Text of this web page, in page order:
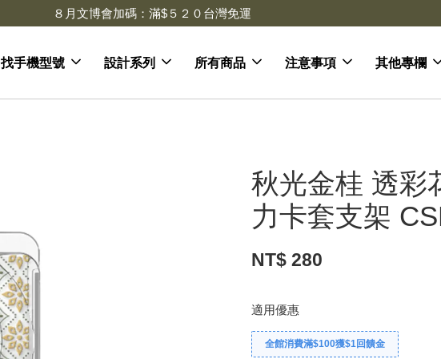
８月文博會加碼：滿$５２０台灣免運
找手機型號 設計系列 所有商品 注意事項 其他專欄
秋光金桂 透彩
力卡套支架
NT$ 280
適用優惠
全館消費滿$100獲$1回饋金